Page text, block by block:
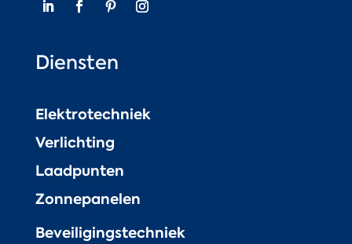
Diensten
Elektrotechniek
Verlichting
Laadpunten
Zonnepanelen
Beveiligingstechniek